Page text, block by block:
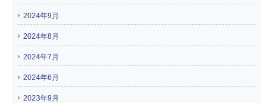
2024年9月
2024年8月
2024年7月
2024年6月
2023年9月